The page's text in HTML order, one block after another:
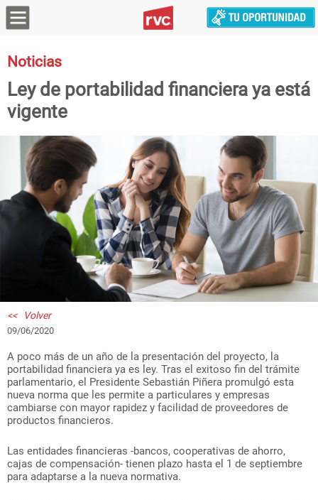
Noticias
Ley de portabilidad financiera ya está
vigente
<< Volver
09/06/2020
A poco más de un año de la presentación del proyecto, la
portabilidad financiera ya es ley. Tras el exitoso fin del trámite
parlamentario, el Presidente Sebastián Piñera promulgó esta
nueva norma que les permite a particulares y empresas
cambiarse con mayor rapidez y facilidad de proveedores de
productos financieros.
Las entidades financieras -bancos, cooperativas de ahorro,
cajas de compensación- tienen plazo hasta el 1 de septiembre
para adaptarse a la nueva normativa.